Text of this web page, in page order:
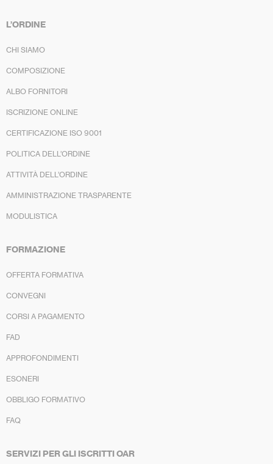
L’ORDINE
CHI SIAMO
COMPOSIZIONE
ALBO FORNITORI
ISCRIZIONE ONLINE
CERTIFICAZIONE ISO 9001
POLITICA DELL’ORDINE
ATTIVITÀ DELL’ORDINE
AMMINISTRAZIONE TRASPARENTE
MODULISTICA
FORMAZIONE
OFFERTA FORMATIVA
CONVEGNI
CORSI A PAGAMENTO
FAD
APPROFONDIMENTI
ESONERI
OBBLIGO FORMATIVO
FAQ
SERVIZI PER GLI ISCRITTI OAR